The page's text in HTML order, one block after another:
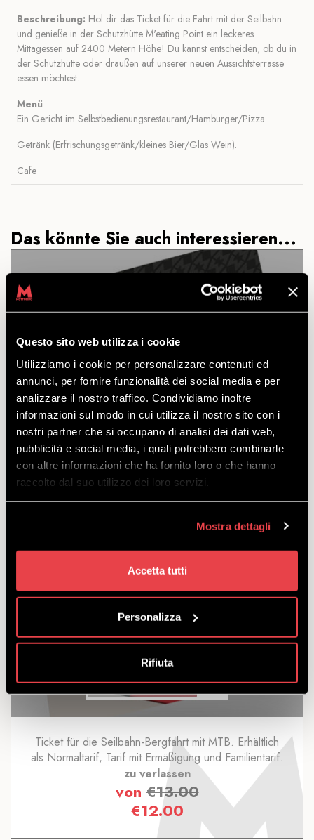
Questo sito web utilizza i cookie
Utilizziamo i cookie per personalizzare contenuti ed
annunci, per fornire funzionalità dei social media e per
analizzare il nostro traffico. Condividiamo inoltre
informazioni sul modo in cui utilizza il nostro sito con i
nostri partner che si occupano di analisi dei dati web,
pubblicità e social media, i quali potrebbero combinarle
con altre informazioni che ha fornito loro o che hanno
raccolto dal suo utilizzo dei loro servizi.
Mostra dettagli
Accetta tutti
Personalizza
Rifiuta
Beschreibung: Hol dir das Ticket für die Fahrt mit der Seilbahn
und genieße in der Schutzhütte M'eating Point ein leckeres
Mittagessen auf 2400 Metern Höhe! Du kannst entscheiden, ob du in
der Schutzhütte oder draußen auf unserer neuen Aussichtsterrasse
essen möchtest.
Menü
Ein Gericht im Selbstbedienungsrestaurant/Hamburger/Pizza
Getränk (Erfrischungsgetränk/kleines Bier/Glas Wein).
Cafe
Das könnte Sie auch interessieren...
SAISON
ENTDECKEN
Ticket für die Seilbahn-Bergfahrt mit MTB. Gültig für
zehn Bergfahrten im Laufe der Sommersaison 2025.
zu verlassen
von€85.00
BERGFAHRT MIT MTB
ENTDECKEN
Ticket für die Seilbahn-Bergfahrt mit MTB. Erhältlich
als Normaltarif, Tarif mit Ermäßigung und Familientarif.
zu verlassen
von€13.00
€12.00